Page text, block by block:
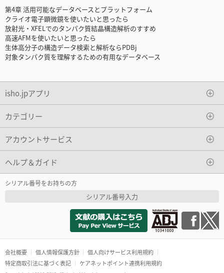
第4章 活用可能なデータベースとプラットフォーム
クライオ電子顕微鏡を使いたいと思ったら
放射光・XFELでのタンパク質結晶構造解析のすすめ
高速AFMを使いたいと思ったら
生体高分子の構造データ検索と解析ならPDBj
対象タンパク質を理解するための有用なデータベース
isho.jpアプリ
カテゴリー
アカウントサービス
ヘルプ＆ガイド
シリアル番号をお持ちの方
シリアル番号入力
会社概要 個人情報保護方針
個人向けサービス利用規約
特定商取引法に基づく表記
ケアネットポイント連携利用規約